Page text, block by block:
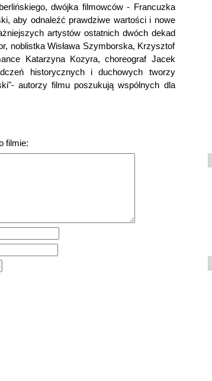
dwójka filmowców - Francuzka
aby odnaleźć prawdziwe wartości i nowe
artystów ostatnich dwóch dekad
noblistka Wisława Szymborska, Krzysztof
Katarzyna Kozyra, choreograf Jacek
historycznych i duchowych tworzy
autorzy filmu poszukują wspólnych dla
filmie: